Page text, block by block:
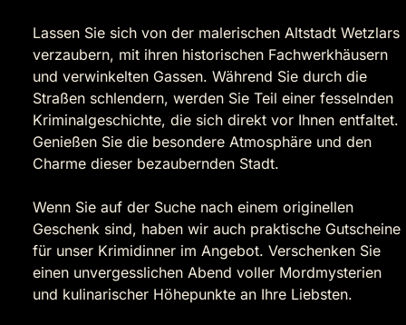
Lassen Sie sich von der malerischen Altstadt Wetzlars
verzaubern, mit ihren historischen Fachwerkhäusern
und verwinkelten Gassen. Während Sie durch die
Straßen schlendern, werden Sie Teil einer fesselnden
Kriminalgeschichte, die sich direkt vor Ihnen entfaltet.
Genießen Sie die besondere Atmosphäre und den
Charme dieser bezaubernden Stadt.
Wenn Sie auf der Suche nach einem originellen
Geschenk sind, haben wir auch praktische Gutscheine
für unser Krimidinner im Angebot. Verschenken Sie
einen unvergesslichen Abend voller Mordmysterien
und kulinarischer Höhepunkte an Ihre Liebsten.